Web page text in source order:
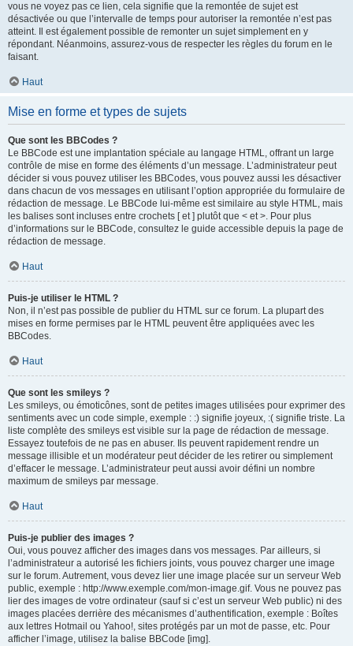
vous ne voyez pas ce lien, cela signifie que la remontée de sujet est
désactivée ou que l’intervalle de temps pour autoriser la remontée n’est pas
atteint. Il est également possible de remonter un sujet simplement en y
répondant. Néanmoins, assurez-vous de respecter les règles du forum en le
faisant.
Haut
Mise en forme et types de sujets
Que sont les BBCodes ?
Le BBCode est une implantation spéciale au langage HTML, offrant un large
contrôle de mise en forme des éléments d’un message. L’administrateur peut
décider si vous pouvez utiliser les BBCodes, vous pouvez aussi les désactiver
dans chacun de vos messages en utilisant l’option appropriée du formulaire de
rédaction de message. Le BBCode lui-même est similaire au style HTML, mais
les balises sont incluses entre crochets [ et ] plutôt que < et >. Pour plus
d’informations sur le BBCode, consultez le guide accessible depuis la page de
rédaction de message.
Haut
Puis-je utiliser le HTML ?
Non, il n’est pas possible de publier du HTML sur ce forum. La plupart des
mises en forme permises par le HTML peuvent être appliquées avec les
BBCodes.
Haut
Que sont les smileys ?
Les smileys, ou émoticônes, sont de petites images utilisées pour exprimer des
sentiments avec un code simple, exemple : :) signifie joyeux, :( signifie triste. La
liste complète des smileys est visible sur la page de rédaction de message.
Essayez toutefois de ne pas en abuser. Ils peuvent rapidement rendre un
message illisible et un modérateur peut décider de les retirer ou simplement
d’effacer le message. L’administrateur peut aussi avoir défini un nombre
maximum de smileys par message.
Haut
Puis-je publier des images ?
Oui, vous pouvez afficher des images dans vos messages. Par ailleurs, si
l’administrateur a autorisé les fichiers joints, vous pouvez charger une image
sur le forum. Autrement, vous devez lier une image placée sur un serveur Web
public, exemple : http://www.exemple.com/mon-image.gif. Vous ne pouvez pas
lier des images de votre ordinateur (sauf si c’est un serveur Web public) ni des
images placées derrière des mécanismes d’authentification, exemple : Boîtes
aux lettres Hotmail ou Yahoo!, sites protégés par un mot de passe, etc. Pour
afficher l’image, utilisez la balise BBCode [img].